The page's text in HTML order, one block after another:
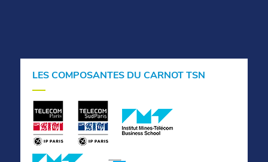
LES COMPOSANTES DU CARNOT TSN